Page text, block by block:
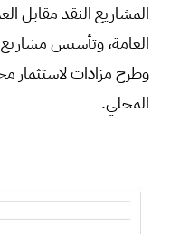
المشاريع النقد مقابل
العامة، وتأسيس
وطرح مزادات
المحلي.